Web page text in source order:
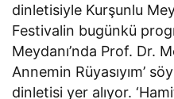
dinletisiyle Kurşunlu
Festivalin bugünkü
Meydanı’nda Prof. Dr.
Annemin Rüyasıyım’
dinletisi yer alıyor.